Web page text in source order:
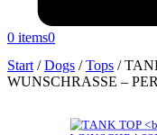
0 items0
Start /Dogs /Tops /
WUNSCHRASSE –